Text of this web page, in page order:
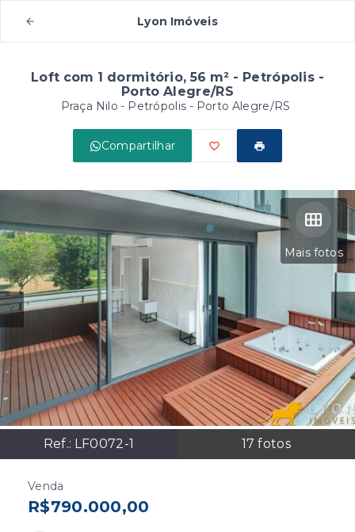
Lyon Imóveis
Loft com 1 dormitório, 56 m² - Petrópolis -
Porto Alegre/RS
Praça Nilo - Petrópolis - Porto Alegre/RS
Compartilhar
Mais fotos
Ref.: LF0072-1 17 fotos
Venda
R$790.000,00